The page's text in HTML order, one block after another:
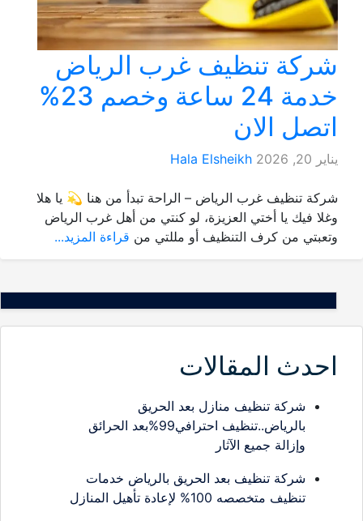
شركة تنظيف غرب الرياض
خدمة 24 ساعة وخصم 23%
اتصل الان
يناير 20, 2026 Hala Elsheikh
شركة تنظيف غرب الرياض – الراحة تبدأ من هنا 💫 يا هلا
وغلا فيك يا أختي العزيزة، لو كنتي من أهل غرب الرياض
وتعبتي من كرف التنظيف أو مللتي من قراءة المزيد...
احدث المقالات
شركة تنظيف منازل بعد الحريق
بالرياض..تنظيف احترافي99%بعد الحرائق
وإزالة جميع الآثار
شركة تنظيف بعد الحريق بالرياض خدمات
تنظيف متخصصه 100% لإعادة تأهيل المنازل